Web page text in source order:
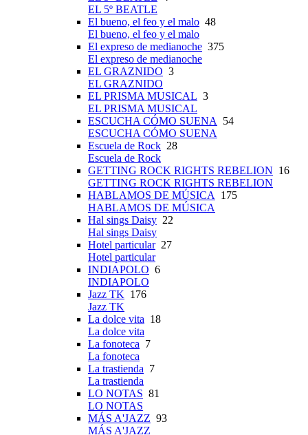
EL 5º BEATLE
El bueno, el feo y el malo 48
El bueno, el feo y el malo
El expreso de medianoche 375
El expreso de medianoche
EL GRAZNIDO 3
EL GRAZNIDO
EL PRISMA MUSICAL 3
EL PRISMA MUSICAL
ESCUCHA CÓMO SUENA
54
ESCUCHA CÓMO SUENA
Escuela de Rock 28
Escuela de Rock
GETTING ROCK RIGHTS REBELION 16
GETTING ROCK RIGHTS REBELION
HABLAMOS DE MÚSICA
175
HABLAMOS DE MÚSICA
Hal sings Daisy 22
Hal sings Daisy
Hotel particular27
Hotel particular
INDIAPOLO 6
INDIAPOLO
Jazz TK 176
Jazz TK
La dolce vita 18
La dolce vita
La fonoteca 7
La fonoteca
La trastienda 7
La trastienda
LO NOTAS 81
LO NOTAS
MÁS A'JAZZ 93
MÁS A'JAZZ